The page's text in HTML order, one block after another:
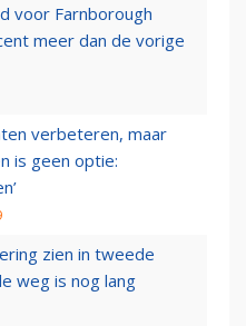
voor Farnborough
meer dan de vorige
verbeteren, maar
is geen optie:
zien in tweede
weg is nog lang